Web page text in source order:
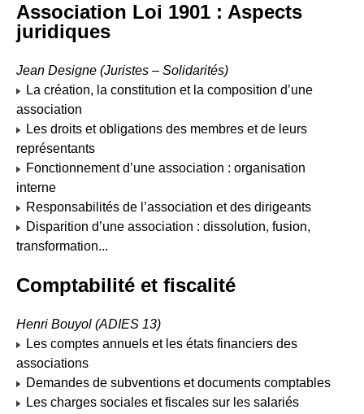
Accueil et services aux associations
Adresse :
Avenue du 8-Mai 1945
Code postal : 13120
Association Loi 1901 : Aspects
juridiques
Jean Designe (Juristes – Solidarités)
La création, la constitution et la composition d’une
association
Les droits et obligations des membres et de leurs
représentants
Fonctionnement d’une association : organisation
interne
Responsabilités de l’association et des dirigeants
Disparition d’une association : dissolution, fusion,
transformation...
Comptabilité et fiscalité
Henri Bouyol (ADIES 13)
Les comptes annuels et les états financiers des
associations
Demandes de subventions et documents comptables
Les charges sociales et fiscales sur les salariés